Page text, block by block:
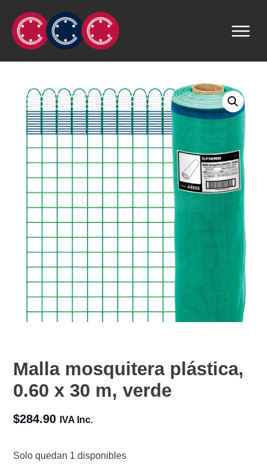
Malla mosquitera plástica,
0.60 x 30 m, verde
$284.90 IVA Inc.
Solo quedan 1 disponibles